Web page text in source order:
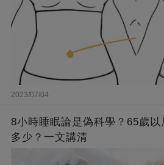
2023/07/04
8小時睡眠論是偽科學？65歲
多少？一文講清